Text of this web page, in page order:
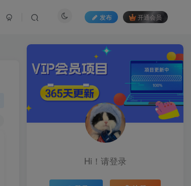
发布 开通会员
Hi！请登录